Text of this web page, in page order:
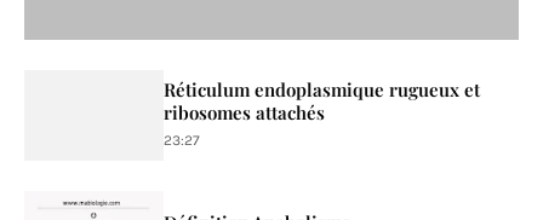
Réticulum endoplasmique rugueux et
ribosomes attachés
23:27